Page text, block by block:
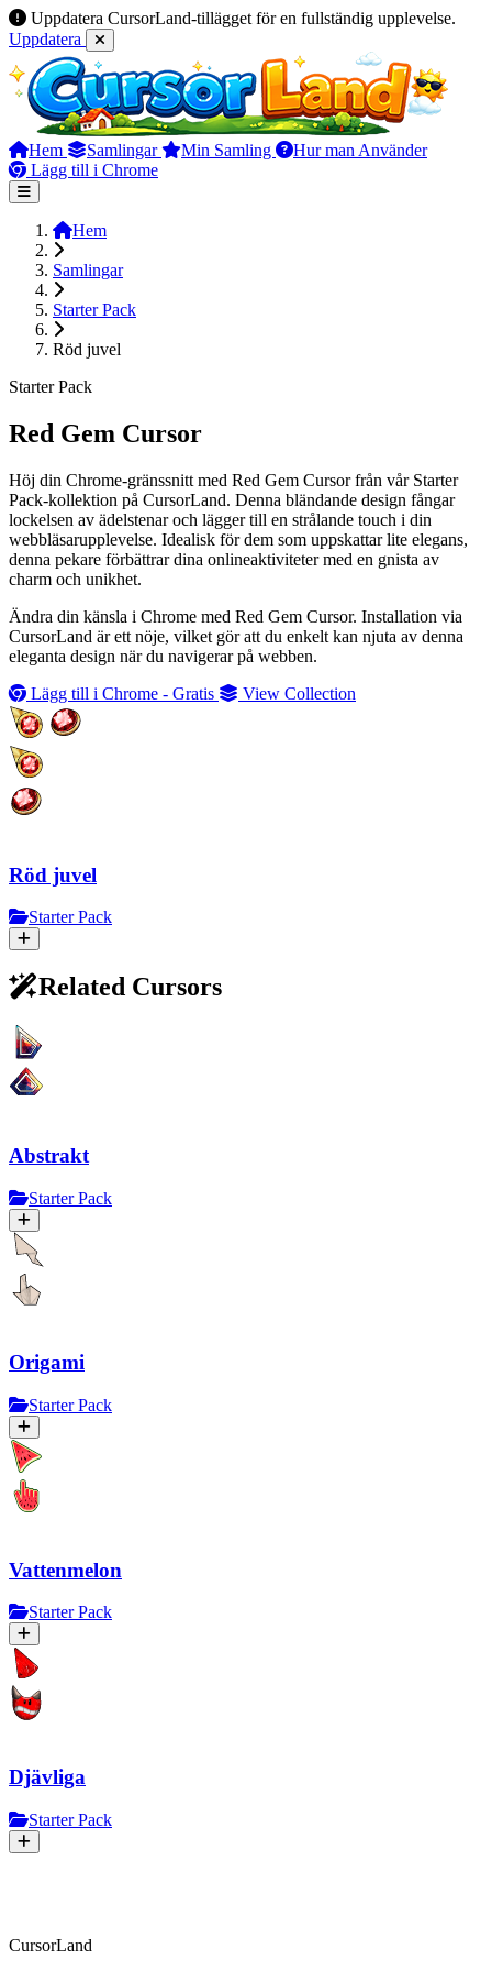
Uppdatera CursorLand-tillägget för en fullständig upplevelse.
Uppdatera
Hem Samlingar Min Samling
Hur man Använder
Lägg till i Chrome
Hem
Samlingar
Starter Pack
Röd juvel
Starter Pack
Red Gem Cursor
Höj din Chrome-gränssnitt med Red Gem Cursor från vår Starter
Pack-kollektion på CursorLand. Denna bländande design fångar
lockelsen av ädelstenar och lägger till en strålande touch i din
webbläsarupplevelse. Idealisk för dem som uppskattar lite elegans,
denna pekare förbättrar dina onlineaktiviteter med en gnista av
charm och unikhet.
Ändra din känsla i Chrome med Red Gem Cursor. Installation via
CursorLand är ett nöje, vilket gör att du enkelt kan njuta av denna
eleganta design när du navigerar på webben.
Lägg till i Chrome - Gratis
View Collection
Röd juvel
Starter Pack
Related Cursors
Abstrakt
Starter Pack
Origami
Starter Pack
Vattenmelon
Starter Pack
Djävliga
Starter Pack
CursorLand